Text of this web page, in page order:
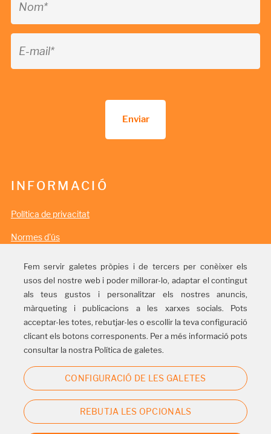
Enviar
INFORMACIÓ
Política de privacitat
Normes d'ús
Informació legal
SEGUEIX-NOS
Fem servir galetes pròpies i de tercers per conèixer els
usos del nostre web i poder millorar-lo, adaptar el contingut
als teus gustos i personalitzar els nostres anuncis,
màrqueting i publicacions a les xarxes socials. Pots
acceptar-les totes, rebutjar-les o escollir la teva configuració
clicant els botons corresponents. Per a més informació pots
consultar la nostra Política de galetes.
CONFIGURACIÓ DE LES GALETES
REBUTJA LES OPCIONALS